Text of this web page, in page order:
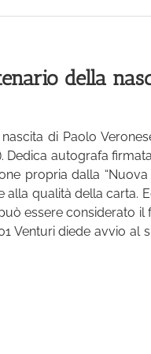
della
di Paolo
Dedica autografa
propria dalla
qualità della carta.
essere considerato
Venturi diede avvio